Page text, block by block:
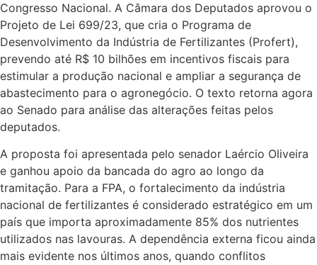
Congresso Nacional. A Câmara dos Deputados aprovou o
Projeto de Lei 699/23, que cria o Programa de
Desenvolvimento da Indústria de Fertilizantes (Profert),
prevendo até R$ 10 bilhões em incentivos fiscais para
estimular a produção nacional e ampliar a segurança de
abastecimento para o agronegócio. O texto retorna agora
ao Senado para análise das alterações feitas pelos
deputados.
A proposta foi apresentada pelo senador Laércio Oliveira
e ganhou apoio da bancada do agro ao longo da
tramitação. Para a FPA, o fortalecimento da indústria
nacional de fertilizantes é considerado estratégico em um
país que importa aproximadamente 85% dos nutrientes
utilizados nas lavouras. A dependência externa ficou ainda
mais evidente nos últimos anos, quando conflitos